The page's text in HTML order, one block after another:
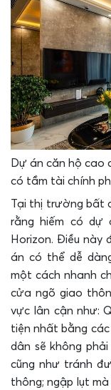
Dự án căn hộ cao
có tầm tài chính
Tại thị trường bất
rằng hiếm có dự
Horizon. Điều này
án có thể dễ
một cách nhanh
cửa ngõ giao
vực lân cận như:
tiện nhất bằng
dân sẽ không
cũng như tránh
thông; ngập lụt